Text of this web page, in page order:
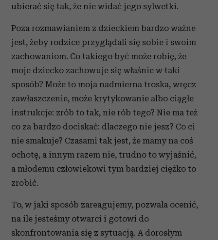
ubierać się tak, że nie widać jego sylwetki.
Poza rozmawianiem z dzieckiem bardzo ważne
jest, żeby rodzice przyglądali się sobie i swoim
zachowaniom. Co takiego być może robię, że
moje dziecko zachowuje się właśnie w taki
sposób? Może to moja nadmierna troska, wręcz
zawłaszczenie, może krytykowanie albo ciągłe
instrukcje: zrób to tak, nie rób tego? Nie ma też
co za bardzo dociskać: dlaczego nie jesz? Co ci
nie smakuje? Czasami tak jest, że mamy na coś
ochotę, a innym razem nie, trudno to wyjaśnić,
a młodemu człowiekowi tym bardziej ciężko to
zrobić.
To, w jaki sposób zareagujemy, pozwala ocenić,
na ile jesteśmy otwarci i gotowi do
skonfrontowania się z sytuacją. A dorosłym